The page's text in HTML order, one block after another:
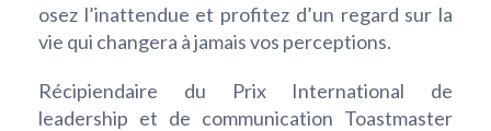
osez l’inattendue et profitez d’un regard sur la
vie qui changera à jamais vos perceptions.
Récipiendaire du Prix International de
leadership et de communication Toastmaster